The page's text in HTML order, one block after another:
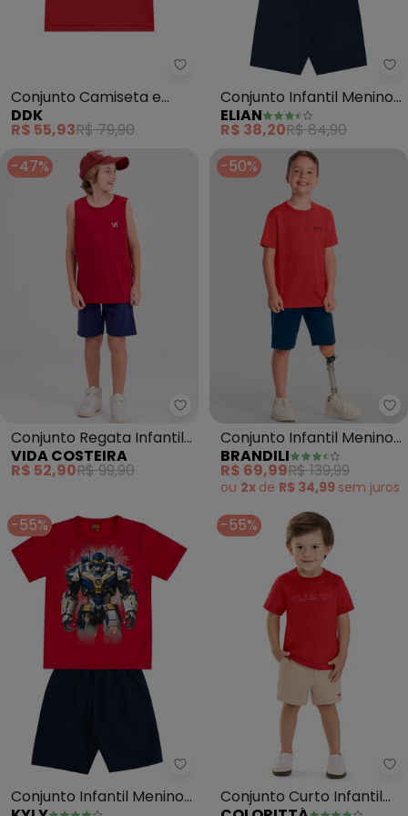
Ddk - Conjunto Camiseta e
Conjunto Camiseta e
Bermuda (Vermelho)
DDK
R$ 55,93R$ 79,90
Conjunto Infantil Menino
Surf Club (Vermelho)
ELIAN
R$ 38,20R$ 84,90
-47%
Vida Costeira - Conjunto
Conjunto Regata Infantil
Vida Costeira (Vermelho)
VIDA COSTEIRA
R$ 52,90R$ 99,90
-50%
Conjunto Infantil Menino
de Surf (Vermelho)
BRANDILI
R$ 69,99R$ 139,99
ou 2x de R$ 34,99 sem juros
-55%
Kyly - Conjunto Infantil Menino
Conjunto Infantil Menino
-55%
Conjunto Curto Infantil